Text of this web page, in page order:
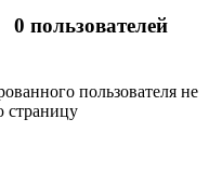
0 пользователей
пользователя не
страницу